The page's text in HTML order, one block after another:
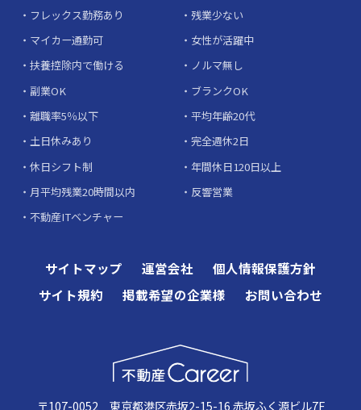
フレックス勤務あり
残業少ない
マイカー通勤可
女性が活躍中
扶養控除内で働ける
ノルマ無し
副業OK
ブランクOK
離職率5％以下
平均年齢20代
土日休みあり
完全週休2日
休日シフト制
年間休日120日以上
月平均残業20時間以内
反響営業
不動産ITベンチャー
サイトマップ 運営会社
個人情報保護方針
サイト規約
掲載希望の企業様 お問い合わせ
〒107-0052 東京都港区赤坂2-15-16 赤坂ふく源ビル7F